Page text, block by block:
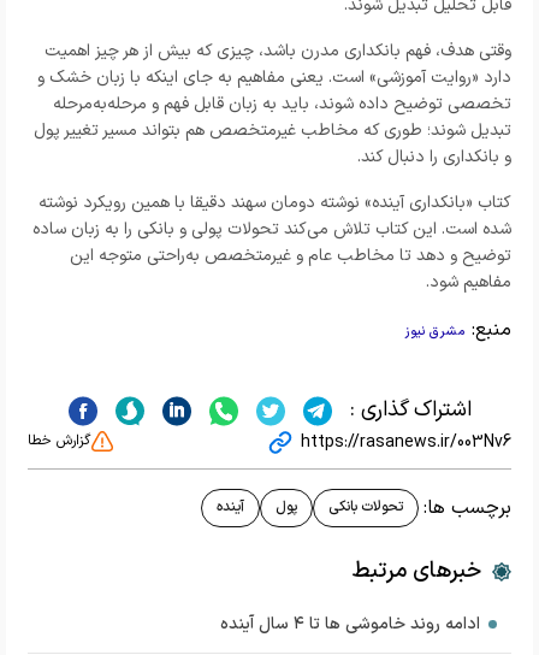
وقتی هدف، فهم بانکداری مدرن باشد، چیزی که بیش از هر چیز اهمیت
دارد «روایت آموزشی» است. یعنی مفاهیم به جای اینکه با زبان خشک و
تخصصی توضیح داده شوند، باید به زبان قابل فهم و مرحله‌به‌مرحله
تبدیل شوند؛ طوری که مخاطب غیرمتخصص هم بتواند مسیر تغییر پول
و بانکداری را دنبال کند.
کتاب «بانکداری آینده» نوشته دومان سهند دقیقا با همین رویکرد نوشته
شده است. این کتاب تلاش می‌کند تحولات پولی و بانکی را به زبان ساده
توضیح و دهد تا مخاطب عام و غیرمتخصص به‌راحتی متوجه این
مفاهیم شود.
منبع: مشرق نیوز
اشتراک گذاری :
https://rasanews.ir/003Nv6 گزارش خطا
برچسب ها: تحولات بانکی پول آینده
خبرهای مرتبط
ادامه روند خاموشی ها تا ۴ سال آینده